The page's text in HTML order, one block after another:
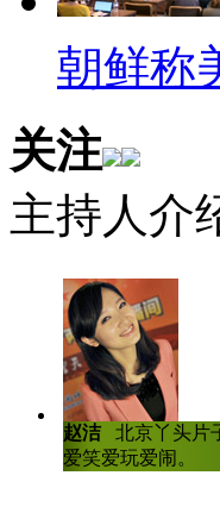
孕，所谓
意寻求刺
【公交卡
吃亏也就
字。“这
示，将立
皮了。
【北京辟
朝鲜称
关注
主持人介
赵洁
北京丫头片
爱笑爱玩爱闹。